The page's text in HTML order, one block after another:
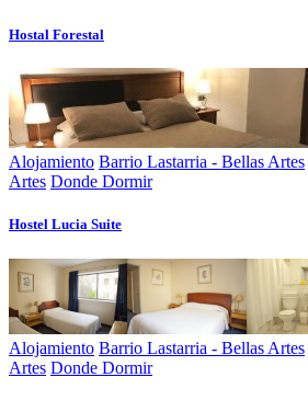
Hostal Forestal
Alojamiento Barrio Lastarria - Bellas Artes
Artes Donde Dormir
Hostel Lucia Suite
Alojamiento Barrio Lastarria - Bellas Artes
Artes Donde Dormir